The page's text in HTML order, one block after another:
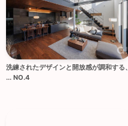
洗練されたデザインと開放感が調和する、
... NO.4